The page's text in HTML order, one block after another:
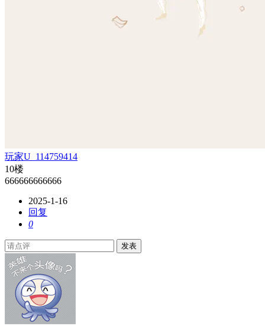
玩家U_114759414
10楼
666666666666
2025-1-16
回复
0
发表